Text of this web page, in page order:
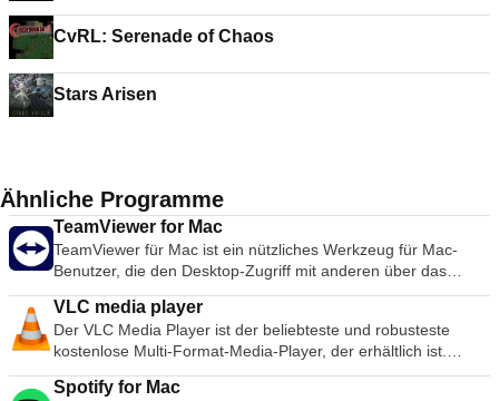
CvRL: Serenade of Chaos
Stars Arisen
Ähnliche Programme
TeamViewer for Mac
TeamViewer für Mac ist ein nützliches Werkzeug für Mac-
Benutzer, die den Desktop-Zugriff mit anderen über das
Internet teilen möchten. Früher ein Werkzeug, das
hauptsächlich von Technikern zur Behebung von Problemen
auf Host-Computern verwendet wurde, wird TeamViewer
heute von Millionen von Anwendern genutzt, um Bildschirme
gemeinsam zu nutzen, auf entfernte Computer zuzugreifen,
VLC media player
Der VLC Media Player ist der beliebteste und robusteste
kostenlose Multi-Format-Media-Player, der erhältlich ist.
Seine Popularität wurde durch Kompatibilitäts- und Codec-
Probleme gefördert, die konkurrierende Medienplayer wie
Spotify for Mac